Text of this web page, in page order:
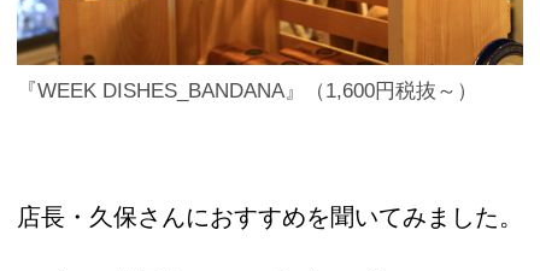
『WEEK DISHES_BANDANA』（1,600円税抜～）
店長・久保さんにおすすめを聞いてみました。